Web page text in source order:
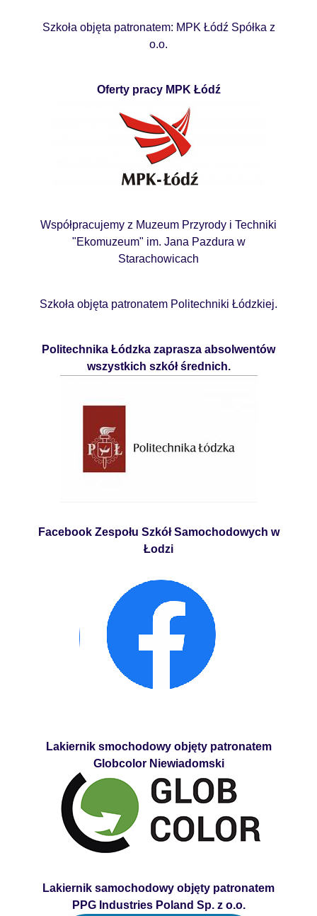
Szkoła objęta patronatem: MPK Łódź Spółka z
o.o.
Oferty pracy MPK Łódź
Współpracujemy z Muzeum Przyrody i Techniki
"Ekomuzeum" im. Jana Pazdura w
Starachowicach
Szkoła objęta patronatem Politechniki Łódzkiej.
Politechnika Łódzka zaprasza absolwentów
wszystkich szkół średnich.
Facebook Zespołu Szkół Samochodowych w
Łodzi
Lakiernik smochodowy objęty patronatem
Globcolor Niewiadomski
Lakiernik samochodowy objęty patronatem
PPG Industries Poland Sp. z o.o.